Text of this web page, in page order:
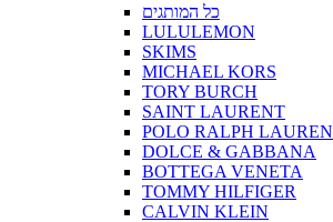
כל המותגים
LULULEMON
SKIMS
MICHAEL KORS
TORY BURCH
SAINT LAURENT
POLO RALPH LAUREN
DOLCE & GABBANA
BOTTEGA VENETA
TOMMY HILFIGER
CALVIN KLEIN